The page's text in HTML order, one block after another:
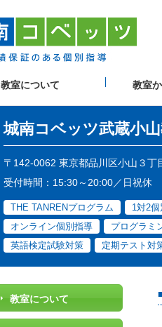
教室について 教室
城南コベッツ武蔵小
〒142-0062 東京都品川区小山３
受付時間：15:30～20:00／日祝休
THE TANRENプログラム 1対2
オンライン個別指導
プログラミ
英語検定試験対策
定期テスト対
教室について